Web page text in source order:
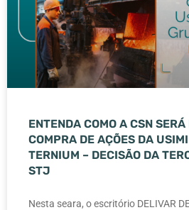
ENTENDA COMO A CSN
COMPRA DE AÇÕES DA
TERNIUM – DECISÃO DA
STJ
Nesta seara, o escritório DELIVAR